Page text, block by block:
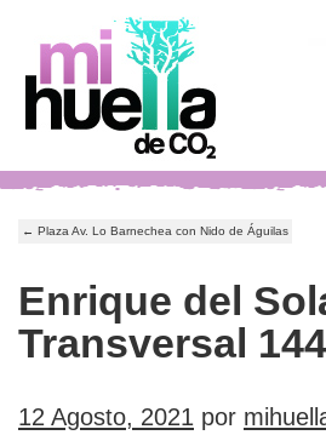
← Plaza Av. Lo Barnechea con Nido de Águilas
Enrique del
Transversal
12 Agosto, 2021 por